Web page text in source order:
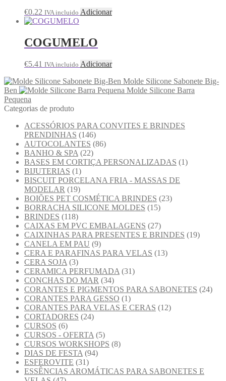
€0.22 IVA incluido Adicionar
COGUMELO
€5.41 IVA incluido Adicionar
Molde Silicone Sabonete Big-
Ben
Molde Silicone Barra
Pequena
Categorias de produto
ACESSÓRIOS PARA CONVITES E BRINDES
PRENDINHAS (146)
AUTOCOLANTES (86)
BANHO & SPA (22)
BASES EM CORTIÇA PERSONALIZADAS (1)
BIJUTERIAS (1)
BISCUIT PORCELANA FRIA - MASSAS DE
MODELAR (19)
BOIÕES PET COSMÉTICA BRINDES (23)
BORRACHA SILICONE MOLDES (15)
BRINDES (118)
CAIXAS EM PVC EMBALAGENS (27)
CAIXINHAS PARA PRESENTES E BRINDES (19)
CANELA EM PAU (9)
CERA E PARAFINAS PARA VELAS (13)
CERA SOJA (3)
CERAMICA PERFUMADA (31)
CONCHAS DO MAR (34)
CORANTES E PIGMENTOS PARA SABONETES (24)
CORANTES PARA GESSO (1)
CORANTES PARA VELAS E CERAS (12)
CORTADORES (24)
CURSOS (6)
CURSOS - OFERTA (5)
CURSOS WORKSHOPS (8)
DIAS DE FESTA (94)
ESFEROVITE (31)
ESSÊNCIAS AROMÁTICAS PARA SABONETES E